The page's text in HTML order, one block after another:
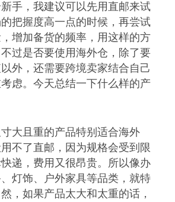
手，我建议可以先用直邮来试
把握度高一点的时候，再尝试
增加备货的频率，用这样的方
过是否要使用海外仓，除了要
外，还需要跨境卖家结合自己
考虑。今天总结一下什么样的产
大且重的产品特别适合海外
不了直邮，因为规格会受到限
递，费用又很昂贵。所以像办
灯饰、户外家具等品类，就特
，如果产品太大和太重的话，